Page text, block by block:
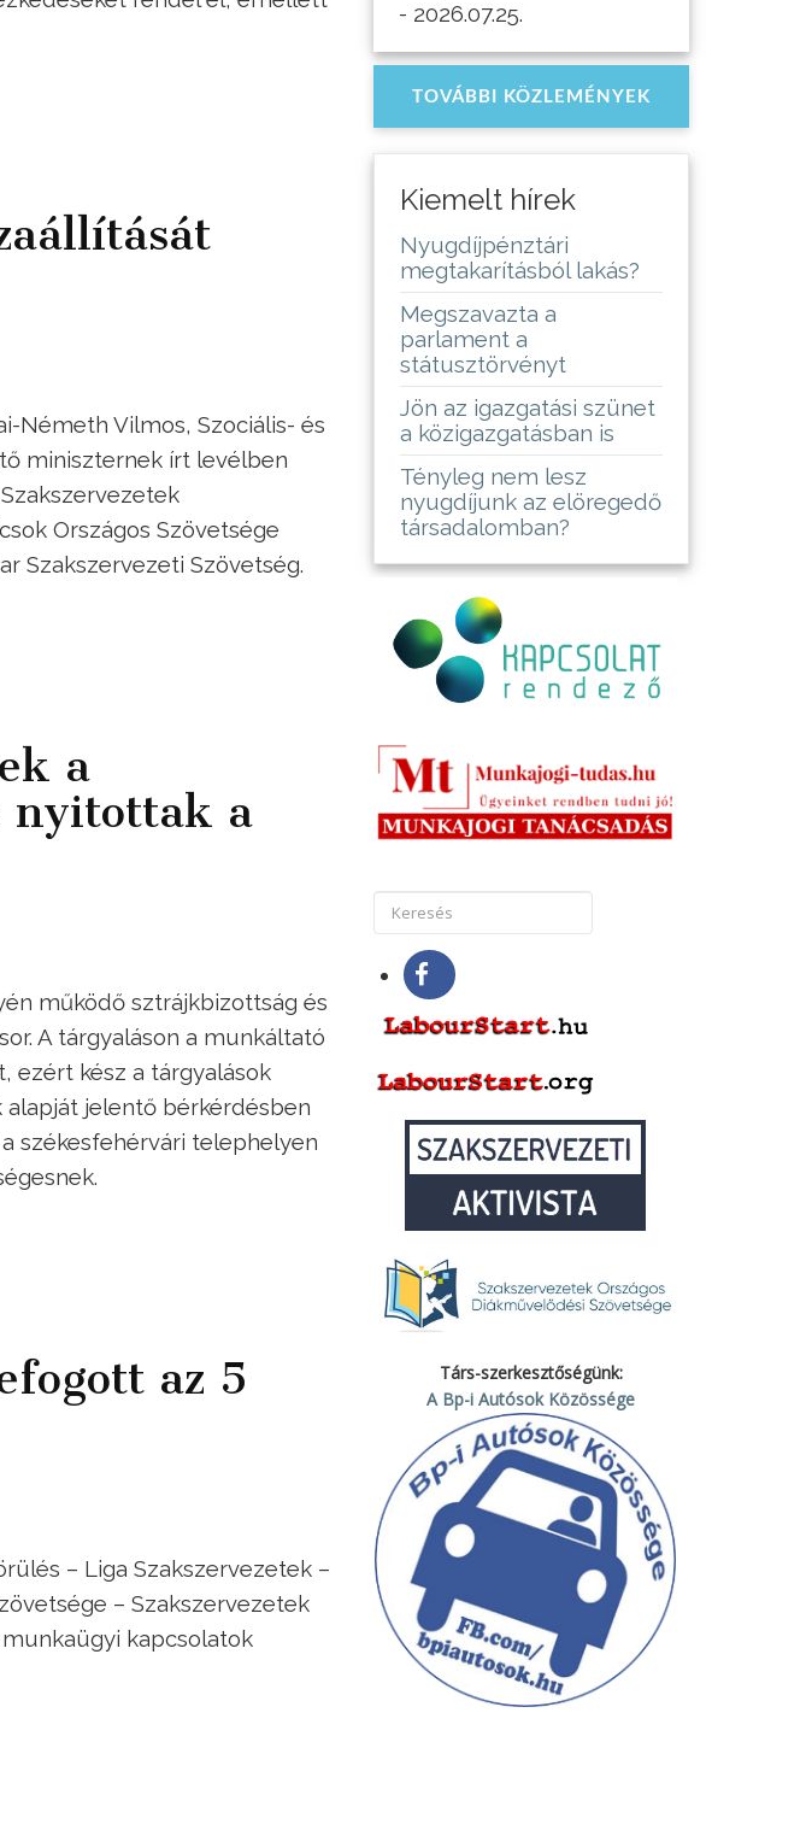
Németh Vilmos, Szociális- és
miniszternek írt levélben
Országos Szövetsége
Szakszervezeti Szövetség.
a
nyitottak a
működő sztrájkbizottság és
A tárgyaláson a munkáltató
ezért kész a tárgyalások
jelentő bérkérdésben
székesfehérvári telephelyen
az 5
– Liga Szakszervezetek –
– Szakszervezetek
kapcsolatok
- 2026.07.25.
TOVÁBBI KÖZLEMÉNYEK
Kiemelt hírek
Nyugdíjpénztári
megtakarításból lakás?
Megszavazta a
parlament a
státusztörvényt
Jön az igazgatási szünet
a közigazgatásban is
Tényleg nem lesz
nyugdíjunk az elöregedő
társadalomban?
Társ-szerkesztőségünk:
A Bp-i Autósok Közössége